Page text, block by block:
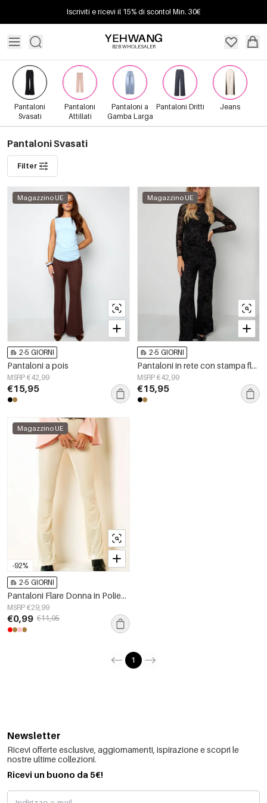
Iscriviti e ricevi il 15% di sconto! Min. 30€
B2B WHOLESALER
Pantaloni
Svasati
Pantaloni
Attillati
Pantaloni a
Gamba Larga
Pantaloni Dritti Jeans
Pantaloni Svasati
Filter
Magazzino UE
2-5 GIORNI
Pantaloni a pois
MSRP €42,99
€15,95
Magazzino UE
2-5 GIORNI
Pantaloni in rete con stampa floreale in pelle scamosciata pensati per abbinarsi
MSRP €42,99
€15,95
-92%
Magazzino UE
2-5 GIORNI
Pantaloni Flare Donna in Poliestere Design Elegante con Vita Alta
MSRP €29,99
€0,99 €11,95
1
Newsletter
Ricevi offerte esclusive, aggiornamenti, ispirazione e scopri le
nostre ultime collezioni.
Ricevi un buono da 5€!